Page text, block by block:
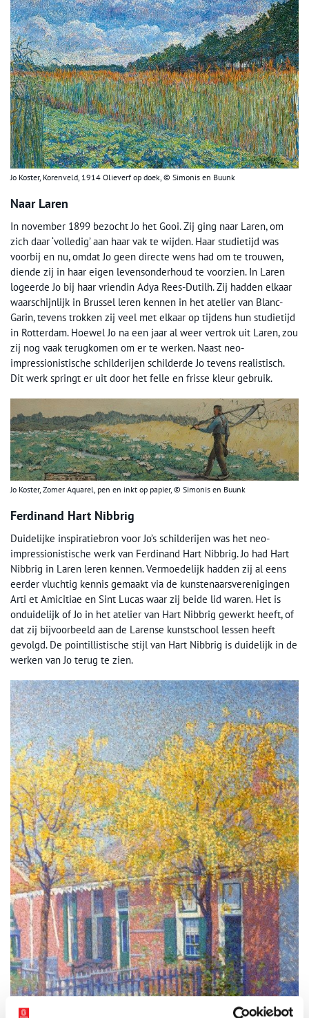
Jo Koster, Korenveld, 1914 Olieverf op doek, © Simonis en Buunk
Naar Laren
In november 1899 bezocht Jo het Gooi. Zij ging naar Laren, om
zich daar ‘volledig’ aan haar vak te wijden. Haar studietijd was
voorbij en nu, omdat Jo geen directe wens had om te trouwen,
diende zij in haar eigen levensonderhoud te voorzien. In Laren
logeerde Jo bij haar vriendin Adya Rees-Dutilh. Zij hadden elkaar
waarschijnlijk in Brussel leren kennen in het atelier van Blanc-
Garin, tevens trokken zij veel met elkaar op tijdens hun studietijd
in Rotterdam. Hoewel Jo na een jaar al weer vertrok uit Laren, zou
zij nog vaak terugkomen om er te werken. Naast neo-
impressionistische schilderijen schilderde Jo tevens realistisch.
Dit werk springt er uit door het felle en frisse kleur gebruik.
Jo Koster, Zomer Aquarel, pen en inkt op papier, © Simonis en Buunk
Ferdinand Hart Nibbrig
Duidelijke inspiratiebron voor Jo’s schilderijen was het neo-
impressionistische werk van Ferdinand Hart Nibbrig. Jo had Hart
Nibbrig in Laren leren kennen. Vermoedelijk hadden zij al eens
eerder vluchtig kennis gemaakt via de kunstenaarsverenigingen
Arti et Amicitiae en Sint Lucas waar zij beide lid waren. Het is
onduidelijk of Jo in het atelier van Hart Nibbrig gewerkt heeft, of
dat zij bijvoorbeeld aan de Larense kunstschool lessen heeft
gevolgd. De pointillistische stijl van Hart Nibbrig is duidelijk in de
werken van Jo terug te zien.